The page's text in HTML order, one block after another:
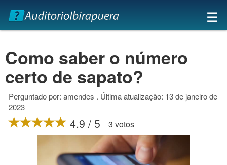
×
☰
Como saber o número
certo de sapato?
Perguntado por: amendes . Última atualização: 13 de janeiro de
2023
4.9 / 5 3 votos